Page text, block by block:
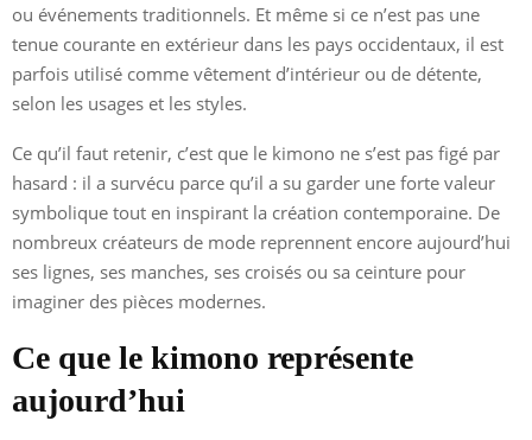
ou événements traditionnels. Et même si ce n’est pas une
tenue courante en extérieur dans les pays occidentaux, il est
parfois utilisé comme vêtement d’intérieur ou de détente,
selon les usages et les styles.
Ce qu’il faut retenir, c’est que le kimono ne s’est pas figé par
hasard : il a survécu parce qu’il a su garder une forte valeur
symbolique tout en inspirant la création contemporaine. De
nombreux créateurs de mode reprennent encore aujourd’hui
ses lignes, ses manches, ses croisés ou sa ceinture pour
imaginer des pièces modernes.
Ce que le kimono représente
aujourd’hui